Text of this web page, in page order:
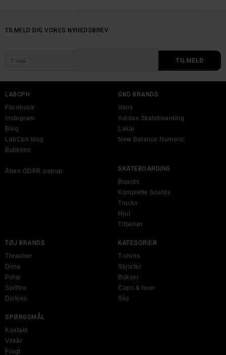
TILMELD DIG VORES NYHEDSBREV
LABCPH
Facebook
Instagram
Blog
LabCph blog
Butikken
Åben GDPR-popup
SKO BRANDS
Vans
Adidas Skateboarding
Lakai
New Balance Numeric
SKATEBOARDING
Boards
Komplette boards
Trucks
Hjul
Tilbehør
TØJ BRANDS
Thrasher
Dime
Polar
Spitfire
Dickies
KATEGORIER
T-shirts
Skjorter
Bukser
Caps & huer
Sko
SPØRGSMÅL
Kontakt
Vilkår
Fragt